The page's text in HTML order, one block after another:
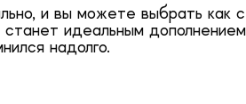
и вы можете выбрать
станет идеальным
надолго.